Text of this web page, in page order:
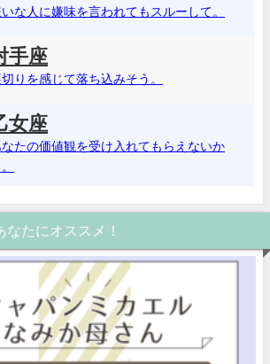
な人に嫌味を言われてもスルーして。
手座
りを感じて落ち込みそう。
女座
なたの価値観を受け入れてもらえないか
なたにオススメ！